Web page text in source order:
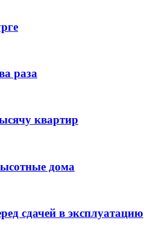
раза
квартир
дома
сдачей в эксплуатацию